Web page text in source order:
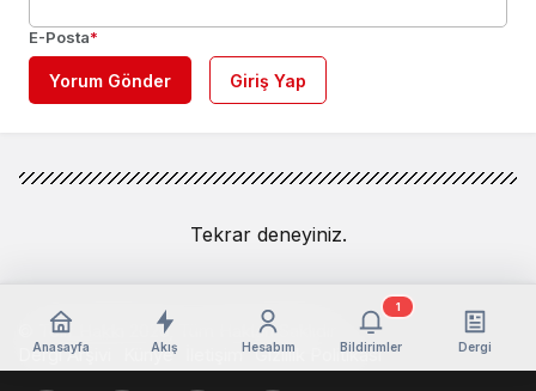
E-Posta*
Yorum Gönder Giriş Yap
Tekrar deneyiniz.
Anasayfa Akış Hesabım Bildirimler
1
Dergi
© Telif Hakkı 2026, Tüm Hakları Saklıdır
Dergi Arşivi
Künye İletişim Gizlilik Politikası